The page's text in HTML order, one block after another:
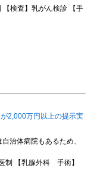
【検査】乳がん検診 【手
2,000万円以上の提示実
治体病院もあるため、
制 【乳腺外科 手術】